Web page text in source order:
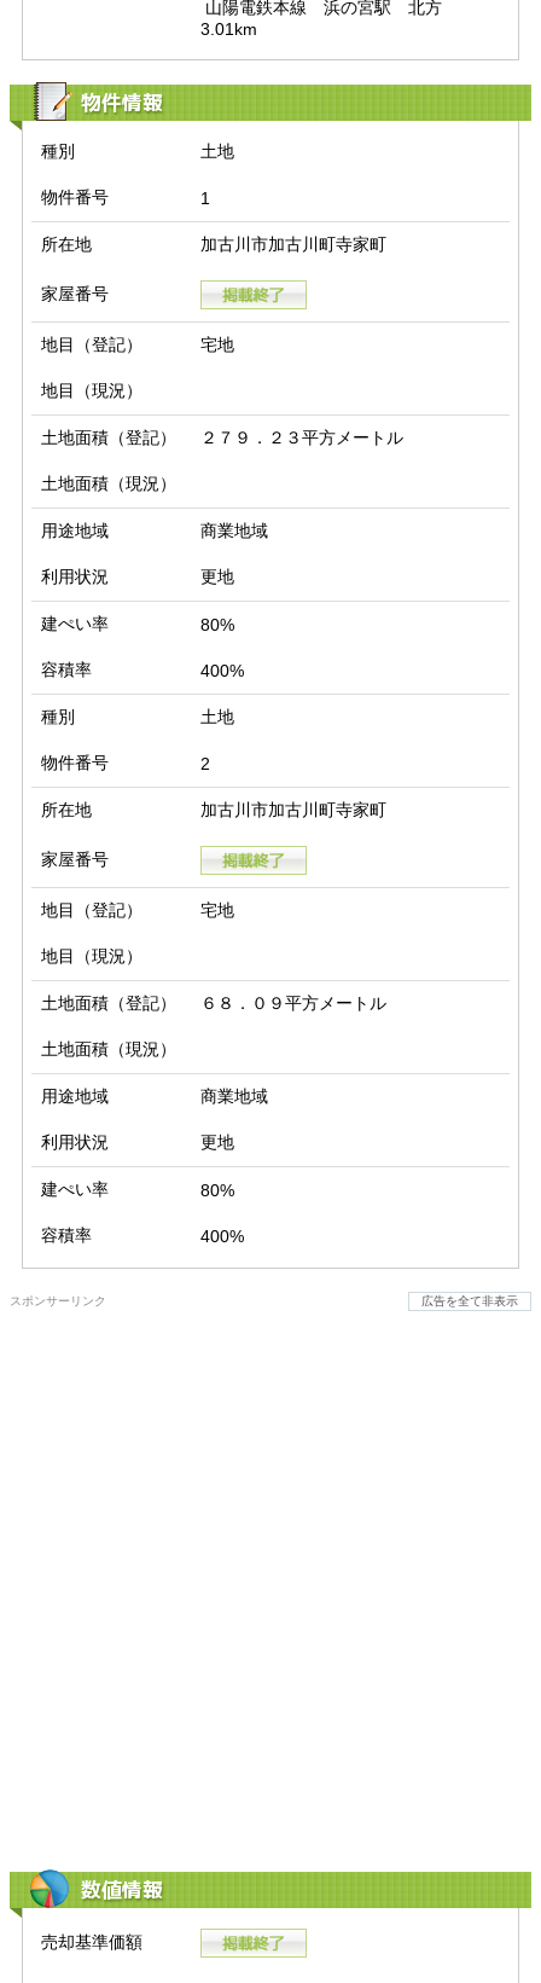
3.01km
物件情報
種別 土地
物件番号 1
所在地 加古川市加古川町寺家町
家屋番号
地目（登記） 宅地
地目（現況）
土地面積（登記） ２７９．２３平方メートル
土地面積（現況）
用途地域 商業地域
利用状況 更地
建ぺい率 80%
容積率 400%
種別 土地
物件番号 2
所在地 加古川市加古川町寺家町
家屋番号
地目（登記） 宅地
地目（現況）
土地面積（登記） ６８．０９平方メートル
土地面積（現況）
用途地域 商業地域
利用状況 更地
建ぺい率 80%
容積率 400%
スポンサーリンク 広告を全て非表示
数値情報
売却基準価額